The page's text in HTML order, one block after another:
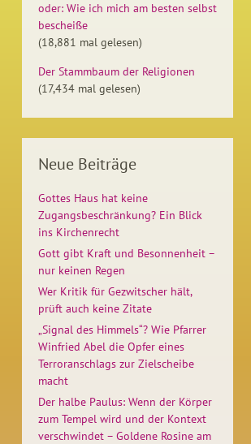
oder: Wie ich mich am besten selbst
bescheiße
(18,881 mal gelesen)
Der Stammbaum der Religionen
(17,434 mal gelesen)
Neue Beiträge
Gottes Haus hat keine
Zugangsbeschränkung? Ein Blick
ins Kirchenrecht
Gott gibt Kraft und Besonnenheit –
nur keinen Regen
Wer Kritik für Gezwitscher hält,
prüft auch keine Zitate
„Signal des Himmels“? Wie Pfarrer
Winfried Abel die Opfer eines
Terroranschlags zur Zielscheibe
macht
Der halbe Paulus: Wenn der Körper
zum Tempel wird und der Kontext
verschwindet – Goldene Rosine am